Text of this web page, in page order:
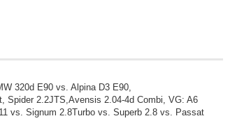
320d E90 vs. Alpina D3 E90,
Spider 2.2JTS,Avensis 2.04-4d Combi, VG: A6
vs. Signum 2.8Turbo vs. Superb 2.8 vs. Passat